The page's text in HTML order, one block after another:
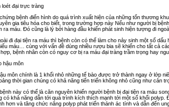
loét đại trực tràng
bệnh điển hình do quá trình xuất hiện của những tổn thương
gia tiêu hóa cho biết, trong trường hợp này Nếu như người bị
ra máu. Đó cũng là lý bởi hàng đầu khiến phát sinh hiện tượng đi
đi đại tiện ra máu thì bệnh còn có thể làm cho nảy sinh một số
máu… cùng với vấn đề dùng nhiều rượu bia sẽ khiến cho tất cả
bệnh nhân còn có nguy cơ bị ra máu đại tràng trầm trọng hay
hậu môn
môn chính là 1 khối nhỏ những tế bào được trở thành ngay ở lớp
thời gian chúng có khả năng tiến triển không nhỏ cũng như cản
này có thể là căn nguyên khiến người bệnh bị đại tiện ra máu
có khả năng dẫn tới quá trình kích thích mạnh tới một số khối
hơn và tăng chức năng polyp phát triển thánh ác tính và dẫn đến